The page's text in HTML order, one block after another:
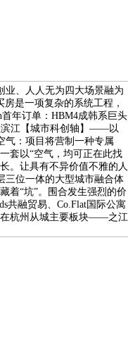
业、人人无为四大场景融为
是一项复杂的系统工程，
年订单：HBM4成韩系巨头
江【城市科创轴】——以
气：项目将营制一种专属
套以“空气，均可正在此找
。让具有不异价值不雅的人
三位一体的大型城市融合体
着“坑”。围合发生强烈的价
共融贸易、Co.Flat国际公寓
在杭州从城主要板块——之江